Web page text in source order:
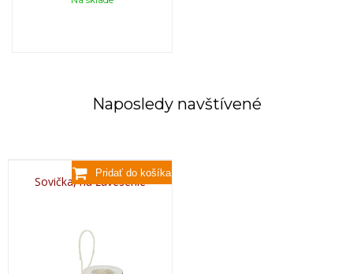
Naposledy navštívené
Sovička, na zavesenie